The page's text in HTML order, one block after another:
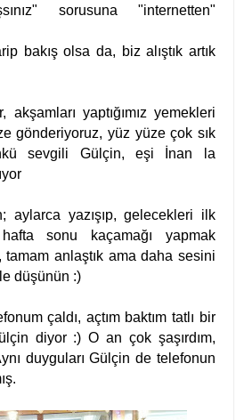
sorusuna "internetten"
bakış olsa da, biz alıştık artık
yaptığımız yemekleri
gönderiyoruz, yüz yüze çok sık
sevgili Gülçin, eşi İnan la
aylarca yazışıp, gelecekleri ilk
sonu kaçamağı yapmak
tamam anlaştık ama daha sesini
düşünün :)
çaldı, açtım baktım tatlı bir
diyor :) O an çok şaşırdım,
duyguları Gülçin de telefonun